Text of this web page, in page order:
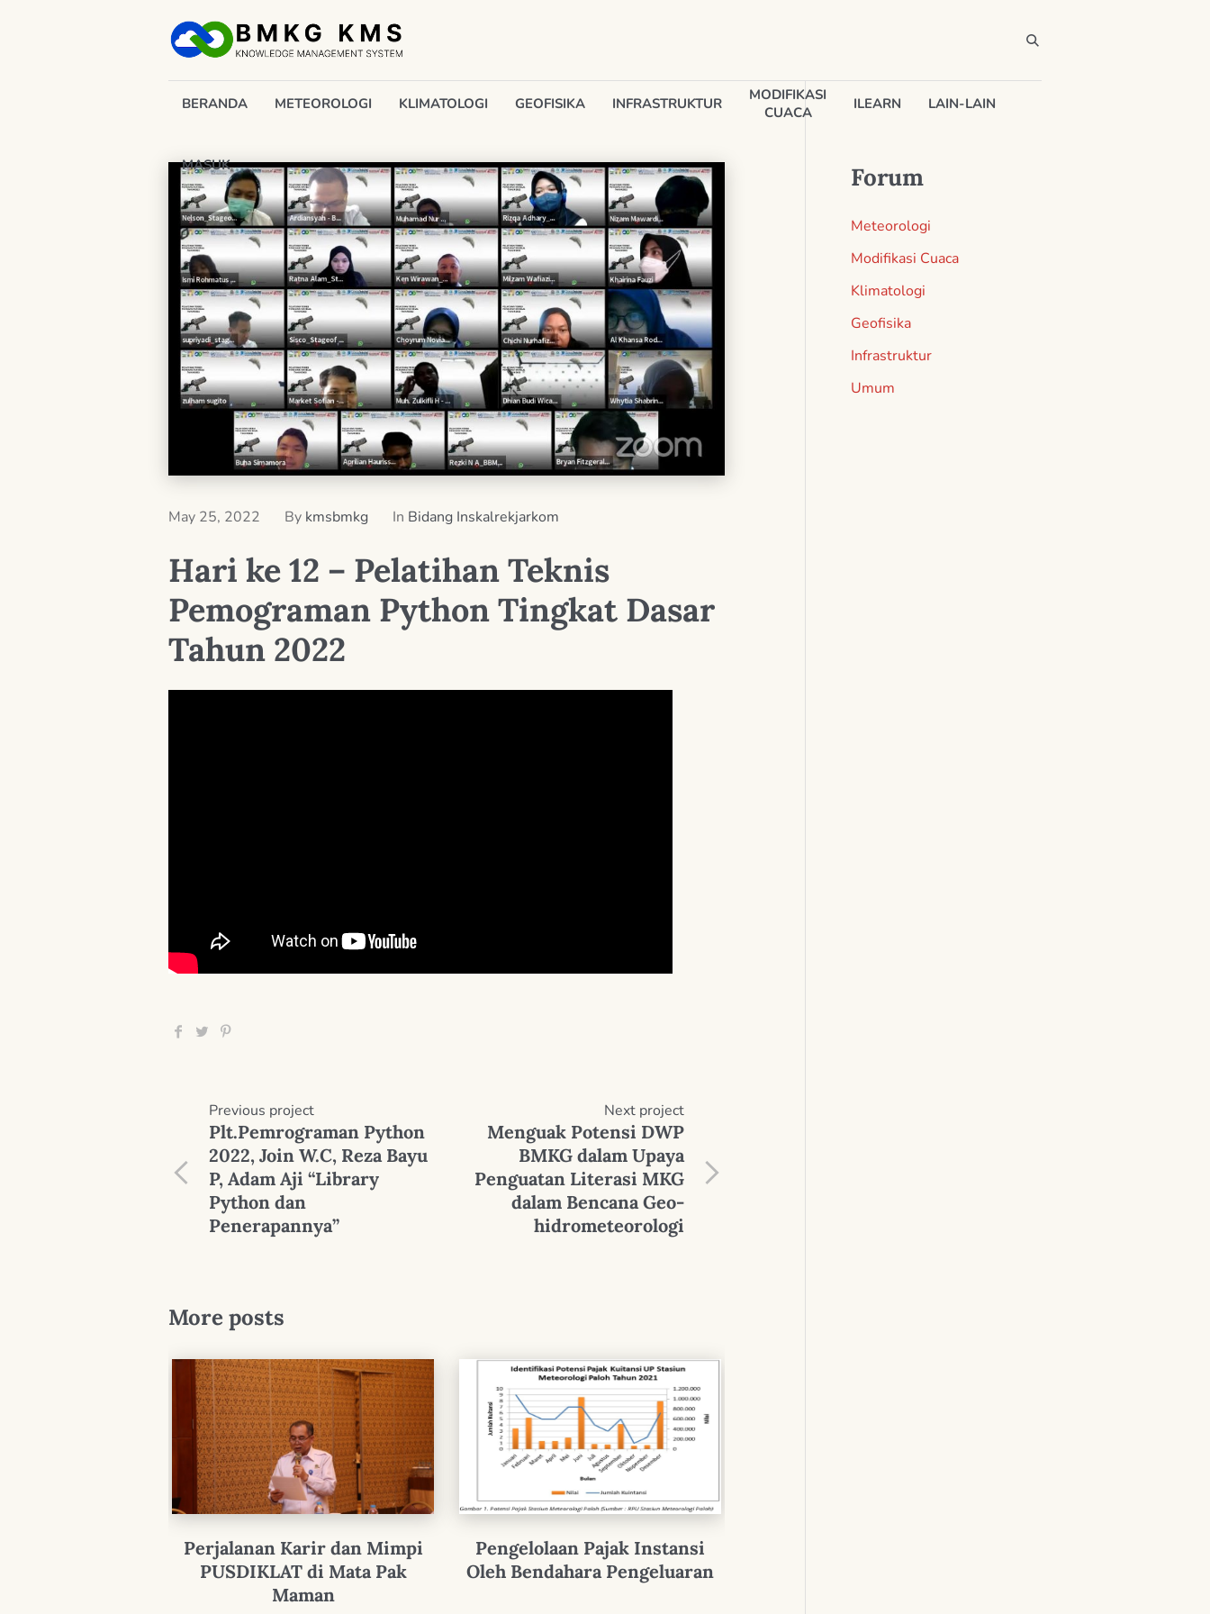
BERANDA METEOROLOGI KLIMATOLOGI GEOFISIKA INFRASTRUKTUR
MODIFIKASI
CUACA
ILEARN LAIN-LAIN
MASUK
May 25, 2022 By kmsbmkg In Bidang Inskalrekjarkom
Hari ke 12 – Pelatihan Teknis
Pemograman Python Tingkat Dasar
Tahun 2022
Previous project
Plt.Pemrograman Python
2022, Join W.C, Reza Bayu
P, Adam Aji “Library
Python dan
Penerapannya”
Next project
Menguak Potensi DWP
BMKG dalam Upaya
Penguatan Literasi MKG
dalam Bencana Geo-
hidrometeorologi
More posts
Perjalanan Karir dan Mimpi
PUSDIKLAT di Mata Pak
Maman
Pengelolaan Pajak Instansi
Oleh Bendahara Pengeluaran
Forum
Meteorologi
Modifikasi Cuaca
Klimatologi
Geofisika
Infrastruktur
Umum